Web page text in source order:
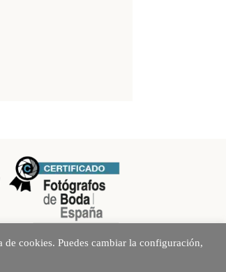
cookies. Puedes cambiar la configuración,